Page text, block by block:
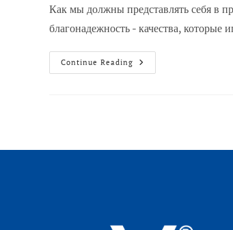
Как мы должны представлять себя в
благонадежность - качества, которые
Continue Reading Идеальная
Фотография